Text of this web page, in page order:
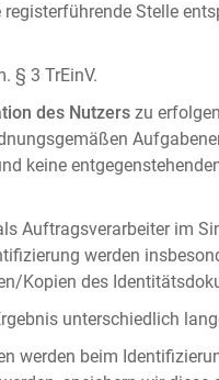
Stelle
§ 3 TrEinV.
des Nutzers zu
keine
Auftragsverarbeiter im
werden
Kopien des
unterschiedlich
werden beim